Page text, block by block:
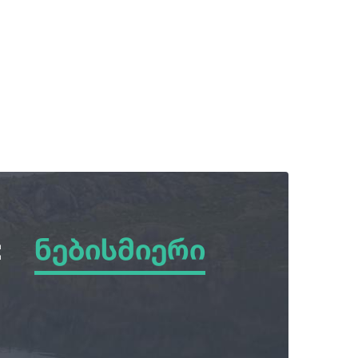
ნებისმიერი
ნებისმიერი